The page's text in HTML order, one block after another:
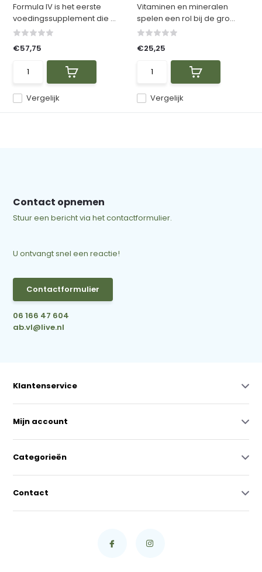
Formula IV is het eerste
voedingssupplement die ...
Vergelijk
€57,75
Vitaminen en mineralen
spelen een rol bij de gro...
Vergelijk
€25,25
Contact opnemen
Stuur een bericht via het contactformulier.
U ontvangt snel een reactie!
Contactformulier
06 166 47 604
ab.vl@live.nl
Klantenservice
Mijn account
Categorieën
Contact